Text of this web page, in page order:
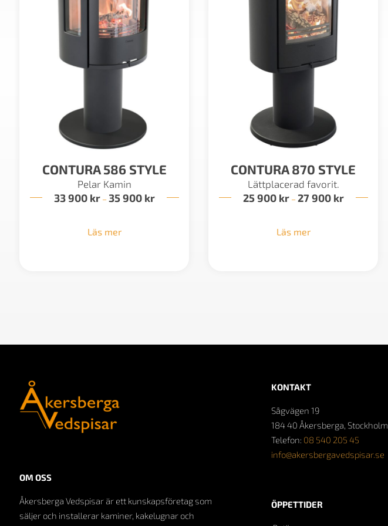
CONTURA 586 STYLE
Pelar Kamin
33 900 kr – 35 900 krPrisintervall:
Läs mer
CONTURA 870 STYLE
Lättplacerad favorit.
25 900 kr – 27 900 krPrisintervall:
Läs mer
OM OSS
Åkersberga Vedspisar är ett kunskapsföretag som
säljer och installerar kaminer, kakelugnar och
KONTAKT
Sågvägen 19
184 40 Åkersberga, Stockholm
Telefon: 08 540 205 45
info@akersbergavedspisar.se
ÖPPETTIDER